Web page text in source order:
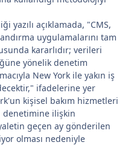
yazılı açıklamada, "CMS,
uygulamalarını tam
kararlıdır; verileri
yönelik denetim
New York ile yakın iş
ifadelerine yer
kişisel bakım hizmetleri
denetimine ilişkin
geçen ay gönderilen
olması nedeniyle